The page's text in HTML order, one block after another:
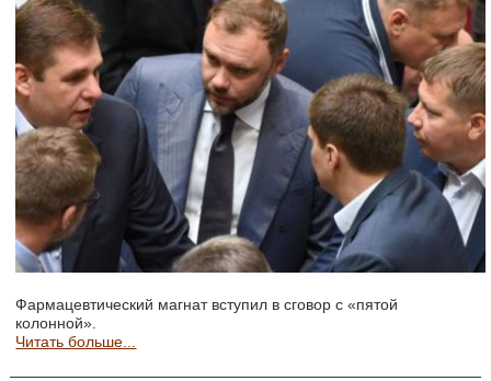
Фармацевтический магнат вступил в сговор с «пятой
колонной».
Читать больше...